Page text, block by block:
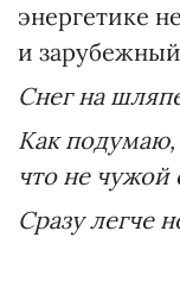
энергетике
и
Снег на
Как подумаю,
что не чужой
Сразу легче